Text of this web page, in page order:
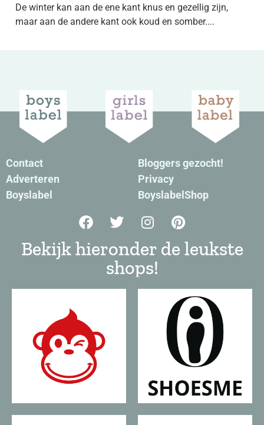
De winter kan aan de ene kant knus en gezellig zijn,
maar aan de andere kant ook koud en somber....
Contact
Adverteren
Boyslabel
Bloggers gezocht!
Privacy
BoyslabelShop
Bekijk hieronder de leukste
shops!